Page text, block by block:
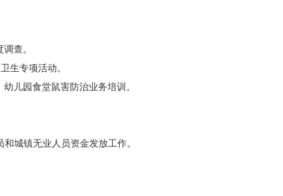
查。
生专项活动。
儿园食堂鼠害防治业务培训。
城镇无业人员资金发放工作。